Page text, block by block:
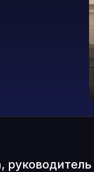
руководитель